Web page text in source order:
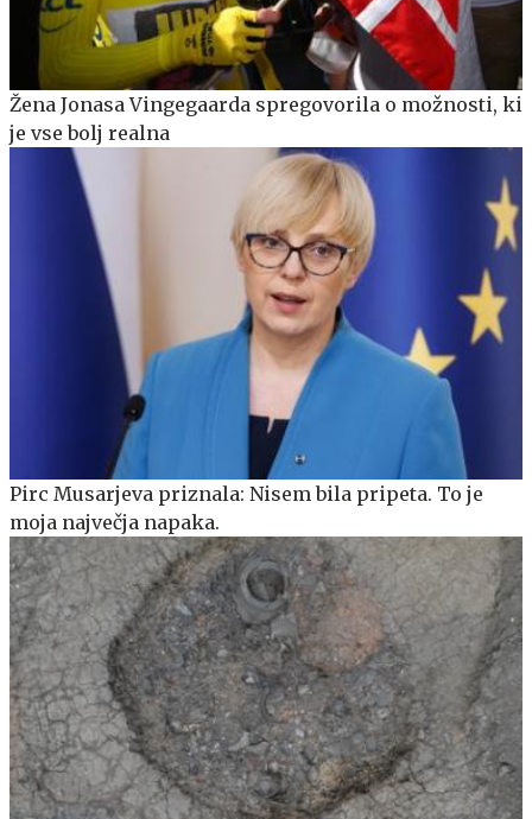
Žena Jonasa Vingegaarda spregovorila o možnosti, ki
je vse bolj realna
Pirc Musarjeva priznala: Nisem bila pripeta. To je
moja največja napaka.